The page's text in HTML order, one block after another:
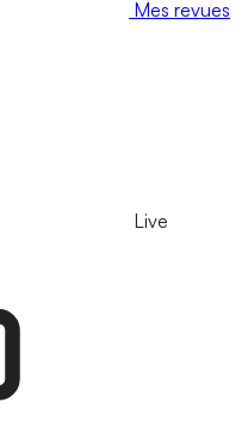
Mes revues
Live